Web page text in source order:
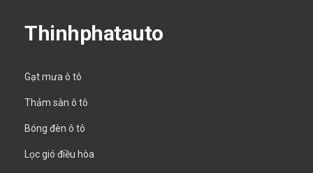
Thinhphatauto
Gạt mưa ô tô
Thảm sàn ô tô
Bóng đèn ô tô
Lọc gió điều hòa